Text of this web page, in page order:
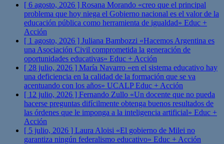
[ 6 agosto, 2026 ] Rosana Morando «creo que el principal
problema que hoy niega el Gobierno nacional es el valor de la
educación pública como herramienta de igualdad» Educ +
Acción
[ 1 agosto, 2026 ] Juliana Bambozzi «Hacemos Argentina es
una Asociación Civil comprometida la generación de
oportunidades educativas» Educ + Acción
[ 28 julio, 2026 ] María Navarro «en el sistema educativo hay
una deficiencia en la calidad de la formación que se va
acentuando con los años» UCALPEduc + Acción
[ 12 julio, 2026 ] Fernando Zullo «Un docente que no pueda
hacerse preguntas difícilmente obtenga buenos resultados de
las órdenes que le imponga a la inteligencia artificial» Educ +
Acción
[ 5 julio, 2026 ] Laura Aloisi «El gobierno de Milei no
garantiza ningún federalismo educativo» Educ + Acción